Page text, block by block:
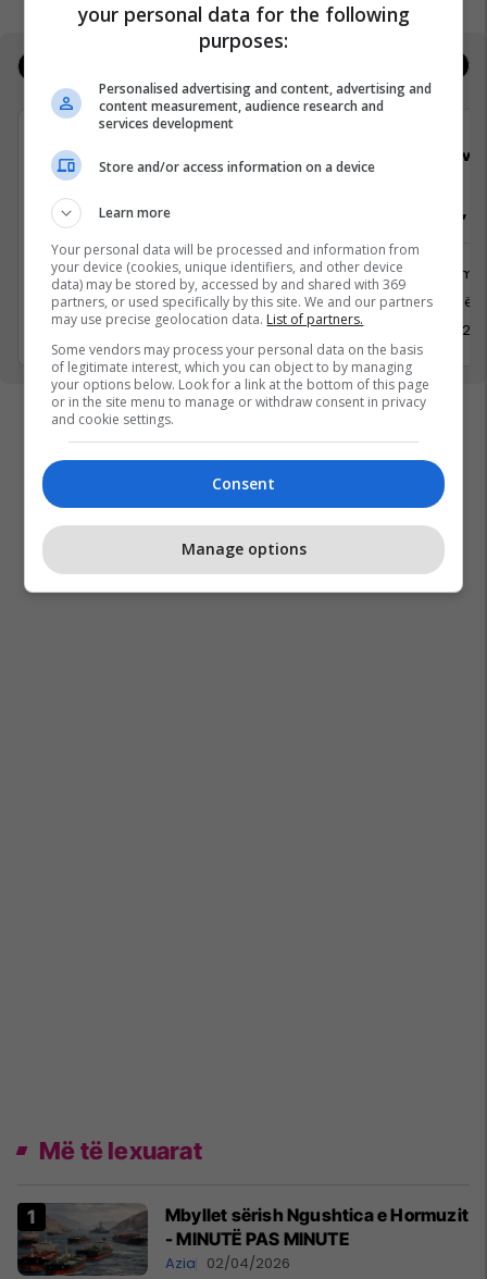
Arkatare, Sektorist/e
Shërbime te Klientëve
Gjilan
30 Prill 2026
Arkatare,
Prishtinë
30 Prill
Më të lexuarat
Mbyllet sërish Ngushtica e Hormuzit
- MINUTË PAS MINUTE
Azia 02/04/2026
your personal data for the following
purposes:
Personalised advertising and content, advertising and
content measurement, audience research and
services development
Store and/or access information on a device
Learn more
Your personal data will be processed and information from
your device (cookies, unique identifiers, and other device
data) may be stored by, accessed by and shared with 369
partners, or used specifically by this site. We and our partners
may use precise geolocation data. List of partners.
Some vendors may process your personal data on the basis
of legitimate interest, which you can object to by managing
your options below. Look for a link at the bottom of this page
or in the site menu to manage or withdraw consent in privacy
and cookie settings.
Consent
Manage options